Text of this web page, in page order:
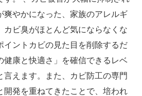
爽やかになった、家族のアレルギ
カビ臭がほとんど気にならなくな
イントカビの見た目を削除するだ
健康と快適さ」を確信できるレベ
言えます。また、カビ防工の専門
開発を重ねてきたことで、培われ